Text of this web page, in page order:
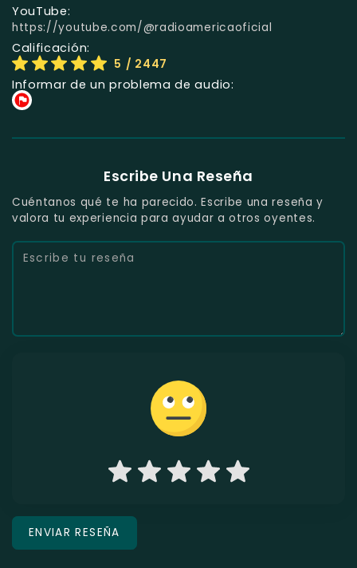
YouTube:
https://youtube.com/@radioamericaoficial
Calificación:
5 / 2447
Informar de un problema de audio:
Escribe Una Reseña
Cuéntanos qué te ha parecido. Escribe una reseña y
valora tu experiencia para ayudar a otros oyentes.